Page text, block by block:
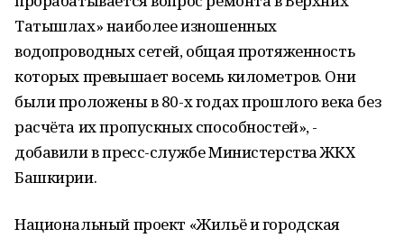
Татышлах» наиболее изношенных
водопроводных сетей, общая протяженность
которых превышает восемь километров. Они
были проложены в 80-х годах прошлого века без
расчёта их пропускных способностей», -
добавили в пресс-службе Министерства ЖКХ
Башкирии.
Национальный проект «Жильё и городская